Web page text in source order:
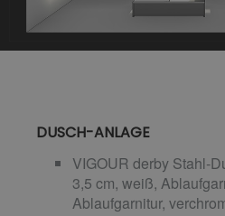
DUSCH-ANLAGE
VIGOUR derby Stahl-
3,5 cm, weiß,
Ablaufgarnitur,